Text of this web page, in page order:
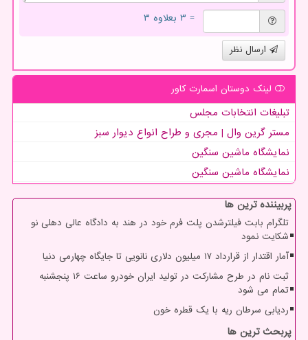
= ۳ بعلاوه ۳
ارسال نظر
لینک دوستان اسمارت كاور
تبلیغات انتخابات مجلس
مستر گرین وال | مجری و طراح انواع دیوار سبز
نمایشگاه ماشین سنگین
نمایشگاه ماشین سنگین
پربیننده ترین ها
تلگرام بابت فیلترشدن پلت فرم خود در هند به دادگاه عالی دهلی نو
شکایت نمود
آمار اقتدار از قرارداد ۱۷ میلیون دلاری نانویی تا جایگاه چهارمی دنیا
ثبت نام در طرح مشارکت در تولید ایران خودرو ساعت ۱۶ پنجشنبه
تمام می شود
ردیابی سرطان ریه با یک قطره خون
پربحث ترین ها